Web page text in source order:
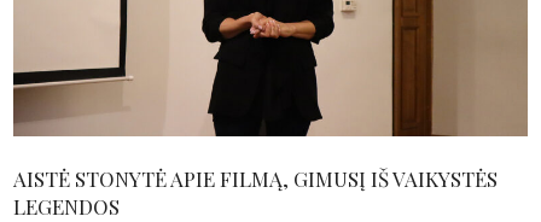
AISTĖ STONYTĖ APIE FILMĄ, GIMUSĮ IŠ VAIKYSTĖS
LEGENDOS